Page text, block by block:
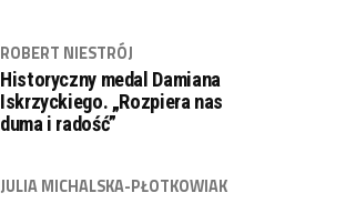
ROBERT NIESTRÓJ
Historyczny medal Damiana
Iskrzyckiego. „Rozpiera nas
duma i radość”
JULIA MICHALSKA-PŁOTKOWIAK